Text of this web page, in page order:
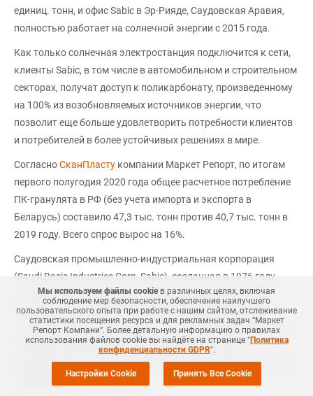
единиц. тонн, и офис Sabic в Эр-Рияде, Саудовская Аравия,
полностью работает на солнечной энергии с 2015 года.
Как только солнечная электростанция подключится к сети,
клиенты Sabic, в том числе в автомобильном и строительном
секторах, получат доступ к поликарбонату, произведенному
на 100% из возобновляемых источников энергии, что
позволит еще больше удовлетворить потребности клиентов
и потребителей в более устойчивых решениях в мире.
СогласноСканПласту компании Маркет Репорт, по итогам
первого полугодия 2020 года общее расчетное потребление
ПК-гранулята в РФ (без учета импорта и экспорта в
Беларусь) составило 47,3 тыс. тонн против 40,7 тыс. тонн в
2019 году. Всего спрос вырос на 16%.
Саудовская промышленно-индустриальная корпорация
(Saudi Basic Industries Corp, Sabic), созданная в 1976 году,
является многопрофильной компанией, производящей
химикаты и промежуточную продукцию, промышленные
полимеры, удобрения и металлы. На сегодняшний день SABIC
является крупнейшим промышленным концерном
Персидского залива, производящим около 10% всей мировой
нефтехимической продукции.
Мы используем файлы cookieв различных целях, включая
соблюдение мер безопасности, обеспечение наилучшего
пользовательского опыта при работе с нашим сайтом, отслеживание
статистики посещения ресурса и для рекламных задач “Маркет
Репорт Компани”. Более детальную информацию о правилах
использования файлов cookie вы найдёте на странице "Политика
конфиденциальности GDPR".
Настройки Cookie Принять Все Cookie